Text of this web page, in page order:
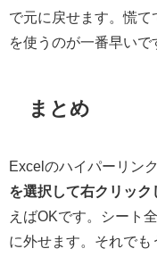
で元に戻せます。慌て
を使うのが一番早いで
まとめ
Excelのハイパーリン
を選択して右クリック
えばOKです。シート
に外せます。それでも